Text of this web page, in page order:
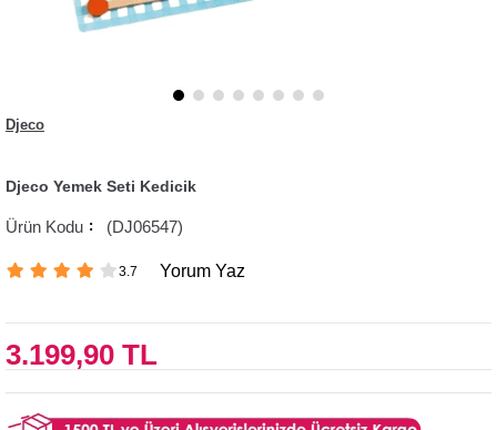
Djeco
Djeco Yemek Seti Kedicik
(DJ06547)
3.7 Yorum Yaz
3.199,90 TL